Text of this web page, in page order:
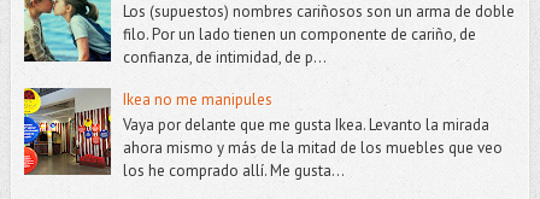
Los (supuestos) nombres cariñosos son un arma de doble
filo. Por un lado tienen un componente de cariño, de
confianza, de intimidad, de p...
Ikea no me manipules
Vaya por delante que me gusta Ikea. Levanto la mirada
ahora mismo y más de la mitad de los muebles que veo
los he comprado allí. Me gusta...